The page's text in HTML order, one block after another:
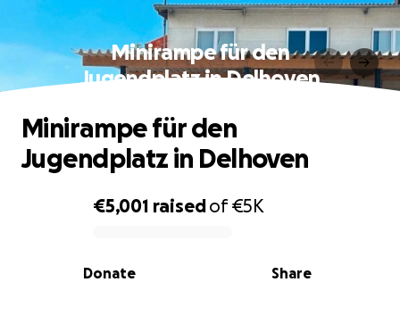
Minirampe für den
Jugendplatz in Delhoven
0% complete
€5,001 raisedof€5K
Share
Donate
Minirampe für den
Jugendplatz in Delhoven